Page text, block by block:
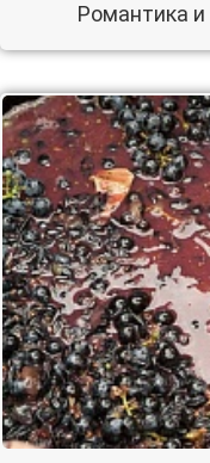
Романтика и